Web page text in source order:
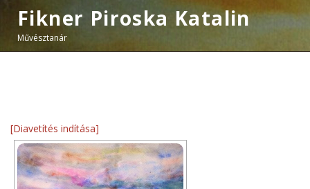
Fikner Piroska Katalin
Művésztanár
[Diavetítés indítása]